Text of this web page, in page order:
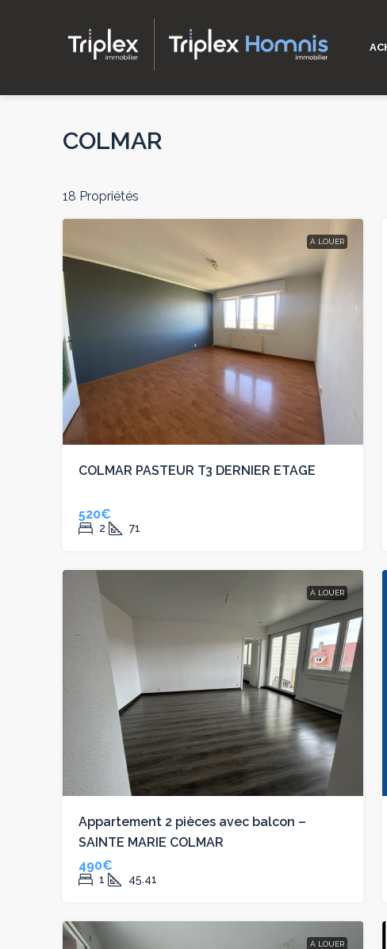
COLMAR
18 Propriétés
À LOUER
COLMAR PASTEUR T3 DERNIER ETAGE
520€
2 71
À LOUER
Appartement 2 pièces avec balcon –
SAINTE MARIE COLMAR
490€
1 45.41
À LOUER